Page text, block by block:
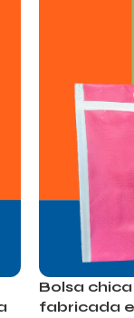
Bolsa
fabricada